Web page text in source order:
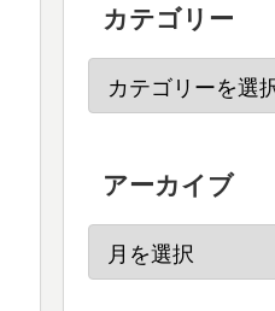
カテゴリー
アーカイブ